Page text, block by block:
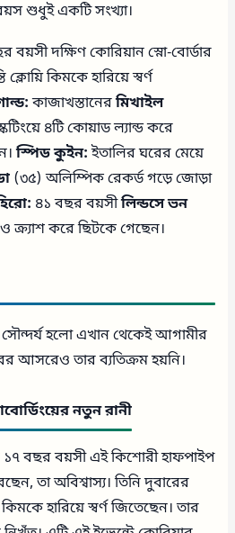
শুধুই একটি সংখ্যা।
বয়সী দক্ষিণ কোরিয়ান স্নো-বোর্ডার
ক্লোয়ি কিমকে হারিয়ে স্বর্ণ
কাজাখস্তানেরমিখাইল
৪টি কোয়াড ল্যান্ড করে
স্পিড কুইন:ইতালির ঘরের মেয়ে
(৩৫) অলিম্পিক রেকর্ড গড়ে জোড়া
৪১ বছর বয়সীলিন্ডসে ভন
ক্র্যাশ করে ছিটকে গেছেন।
হলো এখান থেকেই আগামীর
আসরেও তার ব্যতিক্রম হয়নি।
নতুন রানী
বছর বয়সী এই কিশোরী হাফপাইপ
তা অবিশ্বাস্য। তিনি দুবারের
কিমকে হারিয়ে স্বর্ণ জিতেছেন। তার